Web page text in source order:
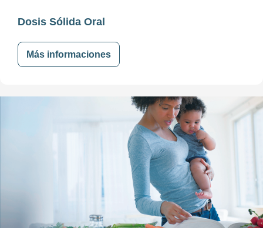
Dosis Sólida Oral
Más informaciones